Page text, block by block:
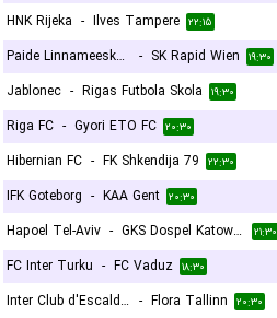
HNK Rijeka - Ilves Tampere ۲۲:۱۵
Paide Linnameeskond
- SK Rapid Wien ۱۹:۳۰
Jablonec - Rigas Futbola Skola ۱۹:۳۰
Riga FC - Gyori ETO FC ۲۰:۳۰
Hibernian FC - FK Shkendija 79 ۲۲:۳۰
IFK Goteborg - KAA Gent ۲۰:۳۰
Hapoel Tel-Aviv - GKS Dospel Katowice ۲۱:۳۰
FC Inter Turku - FC Vaduz ۱۸:۳۰
Inter Club d'Escaldes - Flora Tallinn ۲۰:۳۰